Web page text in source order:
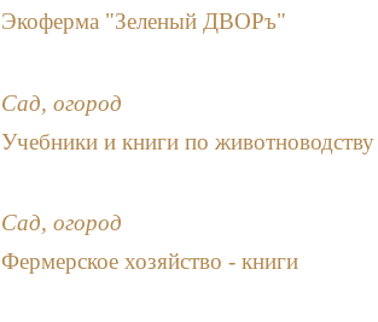
Экоферма "Зеленый ДВОРъ"
Сад, огород
Учебники и книги по животноводству
Сад, огород
Фермерское хозяйство - книги